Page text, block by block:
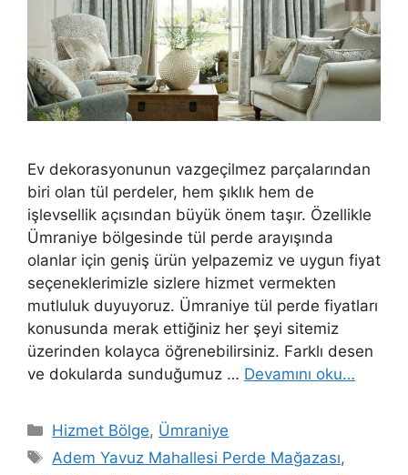
Ev dekorasyonunun vazgeçilmez parçalarından
biri olan tül perdeler, hem şıklık hem de
işlevsellik açısından büyük önem taşır. Özellikle
Ümraniye bölgesinde tül perde arayışında
olanlar için geniş ürün yelpazemiz ve uygun fiyat
seçeneklerimizle sizlere hizmet vermekten
mutluluk duyuyoruz. Ümraniye tül perde fiyatları
konusunda merak ettiğiniz her şeyi sitemiz
üzerinden kolayca öğrenebilirsiniz. Farklı desen
ve dokularda sunduğumuz … Devamını oku…
Hizmet Bölge, Ümraniye
Adem Yavuz Mahallesi Perde Mağazası,